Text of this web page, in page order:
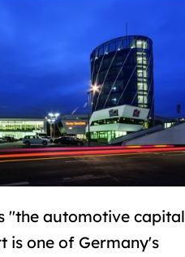
"the automotive capital
is one of Germany's